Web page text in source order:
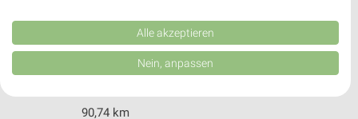
Burg (Spreewald)
Ringchaussee 152
03096 Burg (Spreewald)
90,74 km
Kombinationen von Daten aus verschiedenen Quellen. Entwicklung und
Verbesserung der Angebote. Verwendung reduzierter Daten zur Auswahl
von Inhalten.
Daten können außerhalb der Europäischen Union weitergegeben und in die
Website/App.
Alle akzeptieren
Nein, anpassen